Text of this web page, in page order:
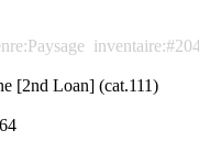
[2nd Loan] (cat.111)